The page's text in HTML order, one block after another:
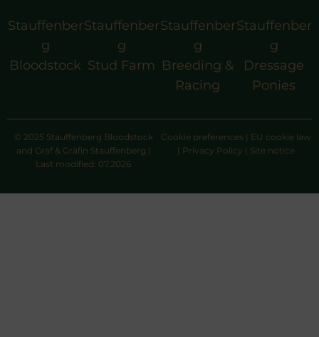
Stauffenber
g
Bloodstock
Stauffenber
g
Stud Farm
Stauffenber
g
Breeding &
Racing
Stauffenber
g
Dressage
Ponies
© 2025 Stauffenberg Bloodstock
and Graf & Gräfin Stauffenberg |
Last modified: 07.2026
Cookie preferences | EU cookie law
| Privacy Policy | Site notice